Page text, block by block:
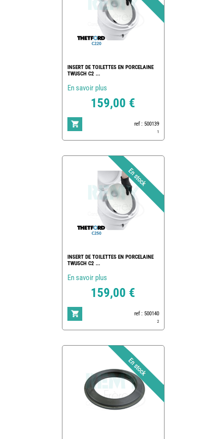
INSERT DE TOILETTES EN PORCELAINE
TWUSCH C2 ...
En savoir plus
159,00 €
ref : 500139
1
INSERT DE TOILETTES EN PORCELAINE
TWUSCH C2 ...
En savoir plus
159,00 €
ref : 500140
2